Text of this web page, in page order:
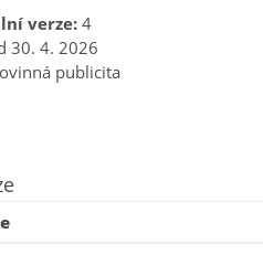
verze: 4
30. 4. 2026
publicita